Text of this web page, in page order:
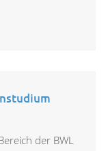
der BWL